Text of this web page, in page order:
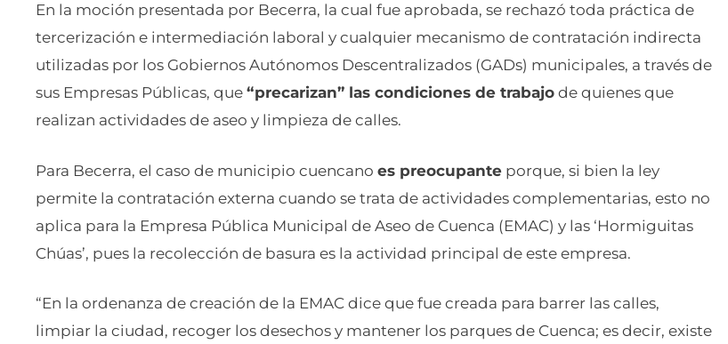
En la moción presentada por Becerra, la cual fue aprobada, se rechazó toda práctica de
tercerización e intermediación laboral y cualquier mecanismo de contratación indirecta
utilizadas por los Gobiernos Autónomos Descentralizados (GADs) municipales, a través de
sus Empresas Públicas, que “precarizan” las condiciones de trabajo de quienes que
realizan actividades de aseo y limpieza de calles.
Para Becerra, el caso de municipio cuencano es preocupante porque, si bien la ley
permite la contratación externa cuando se trata de actividades complementarias, esto no
aplica para la Empresa Pública Municipal de Aseo de Cuenca (EMAC) y las ‘Hormiguitas
Chúas’, pues la recolección de basura es la actividad principal de este empresa.
“En la ordenanza de creación de la EMAC dice que fue creada para barrer las calles,
limpiar la ciudad, recoger los desechos y mantener los parques de Cuenca; es decir, existe